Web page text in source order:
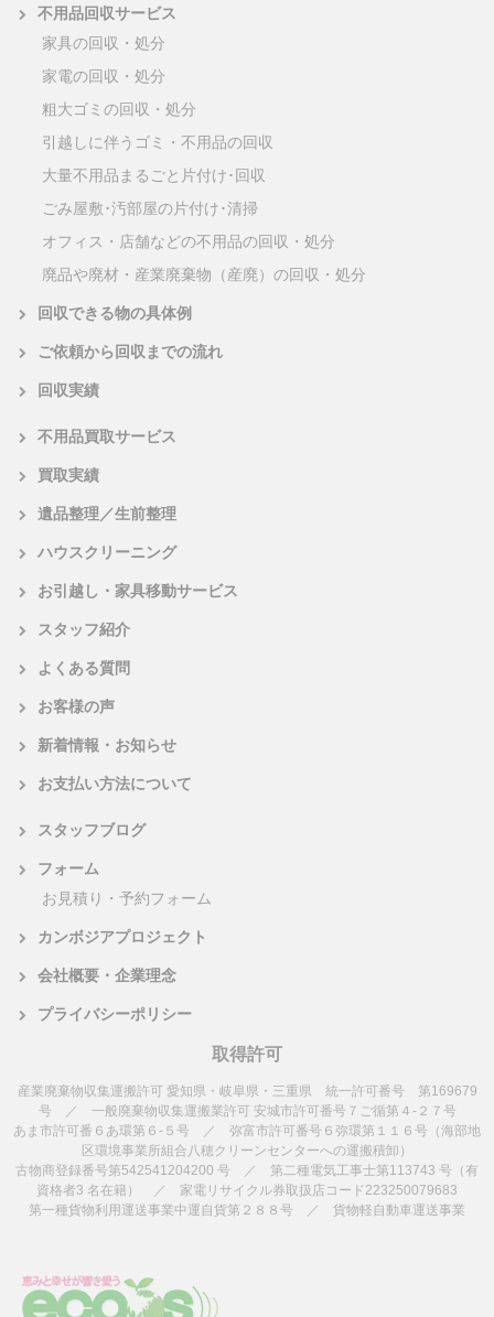
不用品回収サービス
家具の回収・処分
家電の回収・処分
粗大ゴミの回収・処分
引越しに伴うゴミ・不用品の回収
大量不用品まるごと片付け･回収
ごみ屋敷･汚部屋の片付け･清掃
オフィス・店舗などの不用品の回収・処分
廃品や廃材・産業廃棄物（産廃）の回収・処分
回収できる物の具体例
ご依頼から回収までの流れ
回収実績
不用品買取サービス
買取実績
遺品整理／生前整理
ハウスクリーニング
お引越し・家具移動サービス
スタッフ紹介
よくある質問
お客様の声
新着情報・お知らせ
お支払い方法について
スタッフブログ
フォーム
お見積り・予約フォーム
カンボジアプロジェクト
会社概要・企業理念
プライバシーポリシー
取得許可
産業廃棄物収集運搬許可 愛知県・岐阜県・三重県 統一許可番号 第169679
号 ／ 一般廃棄物収集運搬業許可 安城市許可番号７ご循第４-２７号
あま市許可番６あ環第６-５号 ／ 弥富市許可番号６弥環第１１６号（海部地
区環境事業所組合八穂クリーンセンターへの運搬積卸）
古物商登録番号第542541204200 号 ／ 第二種電気工事士第113743 号（有
資格者3 名在籍） ／ 家電リサイクル券取扱店コード223250079683
第一種貨物利用運送事業中運自貨第２８８号 ／ 貨物軽自動車運送事業